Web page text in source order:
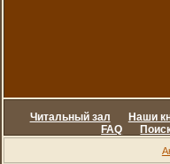
Читальный зал Наши
FAQ